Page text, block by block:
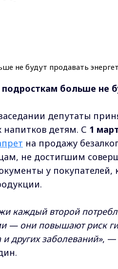
больше не
депутаты
напитков детям. С 1
на продажу
не достигшим
у покупателей,
каждый второй
— они повышают риск
других заболеваний», —